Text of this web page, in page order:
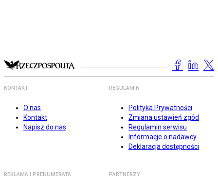
KONTAKT
O nas
Kontakt
Napisz do nas
REGULAMIN
Polityka Prywatności
Zmiana ustawień zgód
Regulamin serwisu
Informacje o nadawcy
Deklaracja dostępności
REKLAMA I PRENUMERATA PARTNERZY